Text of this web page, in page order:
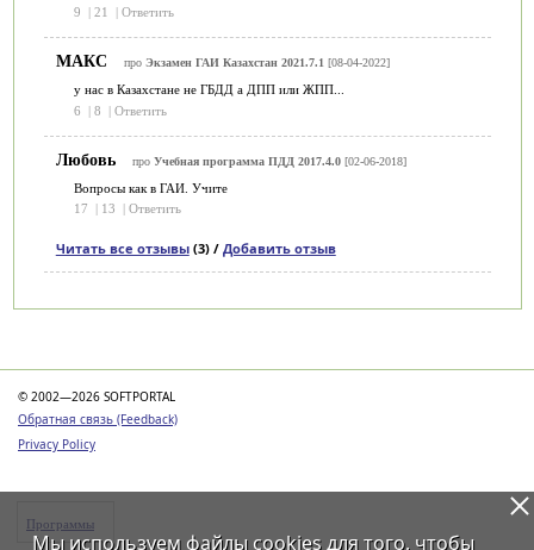
9
21 Ответить
МАКС про Экзамен ГАИ Казахстан 2021.7.1[08-04-2022]
у нас в Казахстане не ГБДД а ДПП или ЖПП...
6
| 8 | Ответить
Любовь про Учебная программа ПДД 2017.4.0[02-06-2018]
Вопросы как в ГАИ. Учите
17
13 Ответить
Читать все отзывы(3) / Добавить отзыв
© 2002—2026 SOFTPORTAL
Обратная связь (Feedback)
Privacy Policy
Программы
Мы используем файлы cookiesдля того, чтобы